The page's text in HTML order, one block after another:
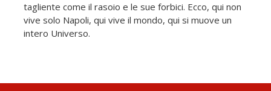
tagliente come il rasoio e le sue forbici. Ecco, qui non
vive solo Napoli, qui vive il mondo, qui si muove un
intero Universo.